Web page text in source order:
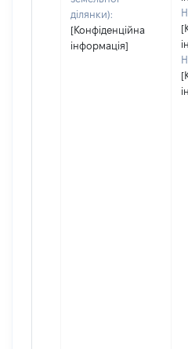
ділянки):
[Конфіденційна
інформація]